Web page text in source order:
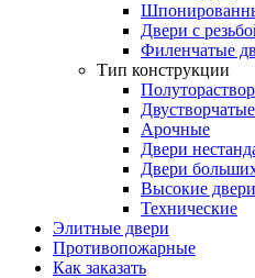
Двери с
Филенчатые
Тип конструкции
Двустворчатые
Арочные
Двери
Двери
Высокие двери
Технические
Элитные двери
Противопожарные
Как заказать